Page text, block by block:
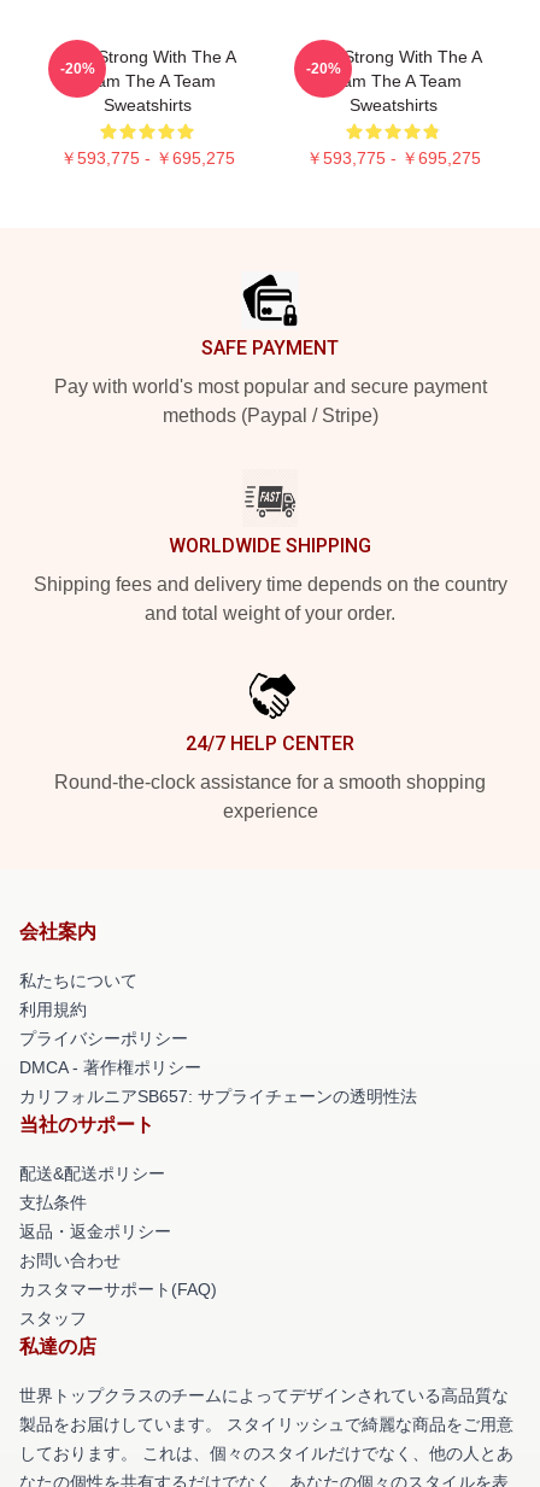
Stay Strong With The A
Team The A Team
Sweatshirts
￥593,775 - ￥695,275
-20%
Stay Strong With The A
Team The A Team
Sweatshirts
￥593,775 - ￥695,275
-20%
SAFE PAYMENT
Pay with world's most popular and secure payment
methods (Paypal / Stripe)
WORLDWIDE SHIPPING
Shipping fees and delivery time depends on the country
and total weight of your order.
24/7 HELP CENTER
Round-the-clock assistance for a smooth shopping
experience
会社案内
私たちについて
利用規約
プライバシーポリシー
DMCA - 著作権ポリシー
カリフォルニアSB657: サプライチェーンの透明性法
当社のサポート
配送&配送ポリシー
支払条件
返品・返金ポリシー
お問い合わせ
カスタマーサポート(FAQ)
スタッフ
私達の店
世界トップクラスのチームによってデザインされている高品質な
製品をお届けしています。 スタイリッシュで綺麗な商品をご用意
しております。 これは、個々のスタイルだけでなく、他の人とあ
なたの個性を共有するだけでなく、あなたの個々のスタイルを表